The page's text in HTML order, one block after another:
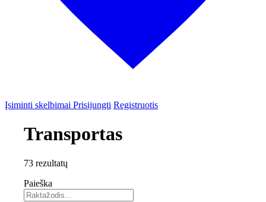
Įsiminti skelbimai Prisijungti Registruotis
Transportas
73 rezultatų
Paieška